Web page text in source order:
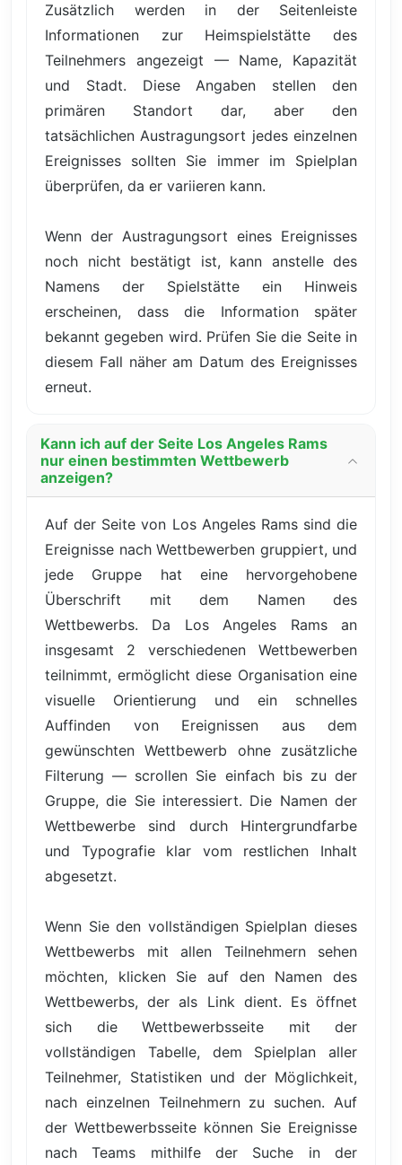
Zusätzlich werden in der Seitenleiste
Informationen zur Heimspielstätte des
Teilnehmers angezeigt — Name, Kapazität
und Stadt. Diese Angaben stellen den
primären Standort dar, aber den
tatsächlichen Austragungsort jedes einzelnen
Ereignisses sollten Sie immer im Spielplan
überprüfen, da er variieren kann.
Wenn der Austragungsort eines Ereignisses
noch nicht bestätigt ist, kann anstelle des
Namens der Spielstätte ein Hinweis
erscheinen, dass die Information später
bekannt gegeben wird. Prüfen Sie die Seite in
diesem Fall näher am Datum des Ereignisses
erneut.
Kann ich auf der Seite Los Angeles Rams
nur einen bestimmten Wettbewerb
anzeigen?
Auf der Seite von Los Angeles Rams sind die
Ereignisse nach Wettbewerben gruppiert, und
jede Gruppe hat eine hervorgehobene
Überschrift mit dem Namen des
Wettbewerbs. Da Los Angeles Rams an
insgesamt 2 verschiedenen Wettbewerben
teilnimmt, ermöglicht diese Organisation eine
visuelle Orientierung und ein schnelles
Auffinden von Ereignissen aus dem
gewünschten Wettbewerb ohne zusätzliche
Filterung — scrollen Sie einfach bis zu der
Gruppe, die Sie interessiert. Die Namen der
Wettbewerbe sind durch Hintergrundfarbe
und Typografie klar vom restlichen Inhalt
abgesetzt.
Wenn Sie den vollständigen Spielplan dieses
Wettbewerbs mit allen Teilnehmern sehen
möchten, klicken Sie auf den Namen des
Wettbewerbs, der als Link dient. Es öffnet
sich die Wettbewerbsseite mit der
vollständigen Tabelle, dem Spielplan aller
Teilnehmer, Statistiken und der Möglichkeit,
nach einzelnen Teilnehmern zu suchen. Auf
der Wettbewerbsseite können Sie Ereignisse
nach Teams mithilfe der Suche in der